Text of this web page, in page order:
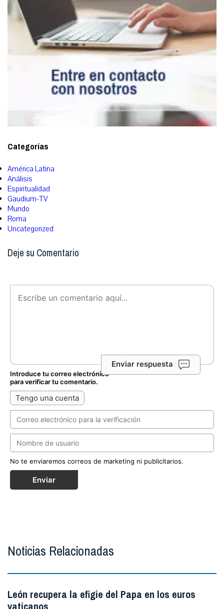
Categorías
América Latina
Análisis
Espiritualidad
Gaudium-TV
Mundo
Roma
Uncategorized
Deje su Comentario
Enviar respuesta
Introduce tu correo electrónico
para verificar tu comentario.
Tengo una cuenta
No te enviaremos correos de marketing ni publicitarios.
Enviar
Noticias Relacionadas
León recupera la efigie del Papa en los euros